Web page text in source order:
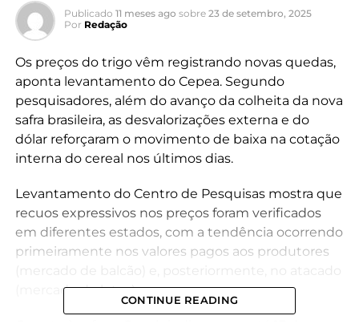
Publicado 11 meses ago sobre 23 de setembro, 2025
Por Redação
Os preços do trigo vêm registrando novas quedas,
aponta levantamento do Cepea. Segundo
pesquisadores, além do avanço da colheita da nova
safra brasileira, as desvalorizações externa e do
dólar reforçaram o movimento de baixa na cotação
interna do cereal nos últimos dias.
Levantamento do Centro de Pesquisas mostra que
recuos expressivos nos preços foram verificados
em diferentes estados, com a tendência ocorrendo
primeiramente nos valores pagos aos produtores
(mercado de lotes).
CONTINUE READING